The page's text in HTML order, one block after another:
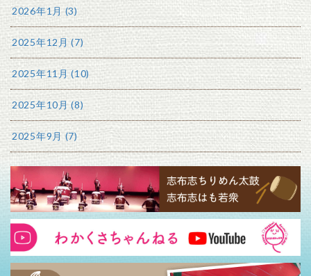
2026年1月 (3)
2025年12月 (7)
2025年11月 (10)
2025年10月 (8)
2025年9月 (7)